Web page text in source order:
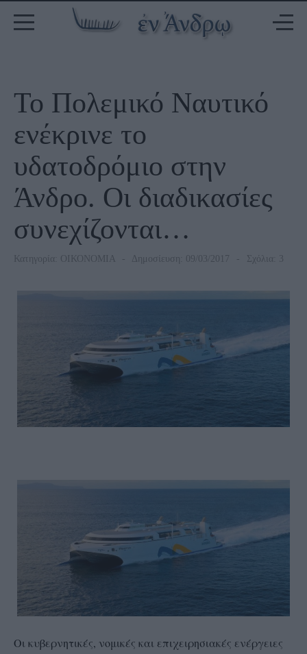
Το Πολεμικό Ναυτικό
ενέκρινε το
υδατοδρόμιο στην
Άνδρο. Οι διαδικασίες
συνεχίζονται…
Κατηγορία: ΟΙΚΟΝΟΜΙΑ Δημοσίευση: 09/03/2017 Σχόλια: 3
Οι κυβερνητικές, νομικές και επιχειρησιακές ενέργειες